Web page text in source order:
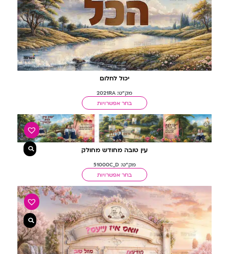
יכול לחלום
מק"ט: 2021RA
בחר אפשרויות
עין טובה מחודש מחולק
מק"ט: 51000C_D
בחר אפשרויות